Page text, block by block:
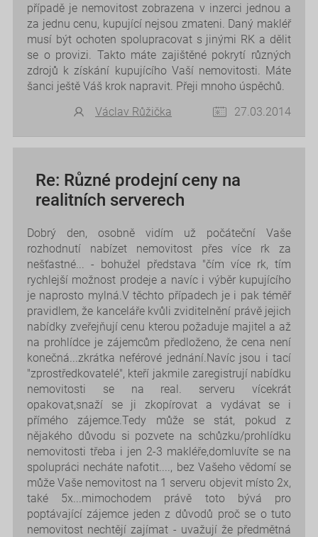
případě je nemovitost zobrazena v inzerci jednou a
za jednu cenu, kupující nejsou zmateni. Daný makléř
musí být ochoten spolupracovat s jinými RK a dělit
se o provizi. Takto máte zajištěné pokrytí různých
zdrojů k získání kupujícího Vaší nemovitosti. Máte
šanci ještě Váš krok napravit. Přeji mnoho úspěchů.
Václav Růžička
27.03.2014
Re: Různé prodejní ceny na
realitních serverech
Dobrý den, osobně vidím už počáteční Vaše
rozhodnutí nabízet nemovitost přes více rk za
nešťastné... - bohužel představa "čím více rk, tím
rychlejší možnost prodeje a navíc i výběr kupujícího
je naprosto mylná.V těchto případech je i pak téměř
pravidlem, že kanceláře kvůli zviditelnění právě jejich
nabídky zveřejňují cenu kterou požaduje majitel a až
na prohlídce je zájemcům předloženo, že cena není
konečná...zkrátka neférové jednání.Navíc jsou i tací
"zprostředkovatelé", kteří jakmile zaregistrují nabídku
nemovitosti se na real. serveru vícekrát
opakovat,snaží se ji zkopírovat a vydávat se i
přímého zájemce.Tedy může se stát, pokud z
nějakého důvodu si pozvete na schůzku/prohlídku
nemovitosti třeba i jen 2-3 makléře,domluvíte se na
spolupráci necháte nafotit...., bez Vašeho vědomí se
může Vaše nemovitost na 1 serveru objevit místo 2x,
také 5x...mimochodem právě toto bývá pro
poptávající zájemce jeden z důvodů proč se o tuto
nemovitost nechtějí zajímat - uvažují že předmětná